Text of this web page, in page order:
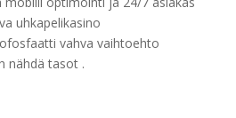
uhkapelikasino
vahva vaihtoehto
nähdä tasot .